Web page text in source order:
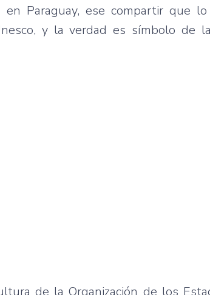
Paraguay, ese compartir que
y la verdad es símbolo de
de la Organización de los